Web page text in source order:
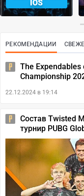
IOS
РЕКОМЕНДАЦИИ
The Expendables
Championship
22.12.2024 в 19:14
Состав Twisted
турнир PUBG